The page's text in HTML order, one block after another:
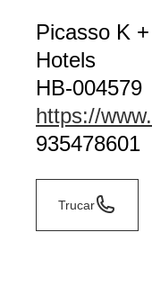
Picasso K
Hotels
HB-004579
https://
935478601
Trucar